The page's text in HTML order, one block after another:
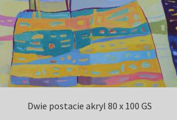
Dwie postacie akryl 80 x 100 GS